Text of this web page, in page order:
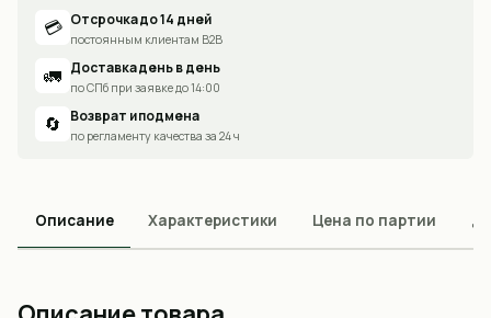
💳 Отсрочка до 14 дней
постоянным клиентам B2B
🚛 Доставка день в день
по СПб при заявке до 14:00
🔄 Возврат и подмена
по регламенту качества за 24 ч
Описание Характеристики Цена по партии